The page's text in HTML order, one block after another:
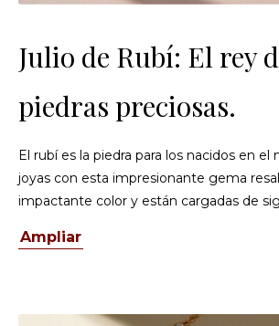
Julio de Rubí: El rey
piedras preciosas.
El rubí es la piedra para los nacidos en el
joyas con esta impresionante gema
impactante color y están cargadas de
Ampliar